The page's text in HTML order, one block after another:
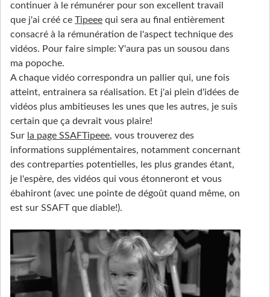
continuer à le rémunérer pour son excellent travail
que j'ai créé ce Tipeee qui sera au final entièrement
consacré à la rémunération de l'aspect technique des
vidéos. Pour faire simple: Y'aura pas un sousou dans
ma popoche.
A chaque vidéo correspondra un pallier qui, une fois
atteint, entrainera sa réalisation. Et j'ai plein d'idées de
vidéos plus ambitieuses les unes que les autres, je suis
certain que ça devrait vous plaire!
Sur la page SSAFTipeee, vous trouverez des
informations supplémentaires, notamment concernant
des contreparties potentielles, les plus grandes étant,
je l'espère, des vidéos qui vous étonneront et vous
ébahiront (avec une pointe de dégoût quand même, on
est sur SSAFT que diable!).